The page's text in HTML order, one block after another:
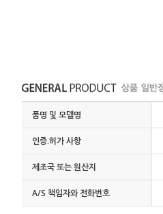
품명 및 모델명
인증.허가 사항
제조국 또는 원산지
A/S 책임자와 전화번호